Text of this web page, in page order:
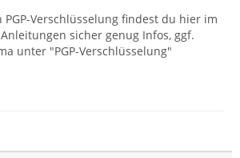
Verschlüsselung findest du hier im
sicher genug Infos, ggf.
unter "PGP-Verschlüsselung"